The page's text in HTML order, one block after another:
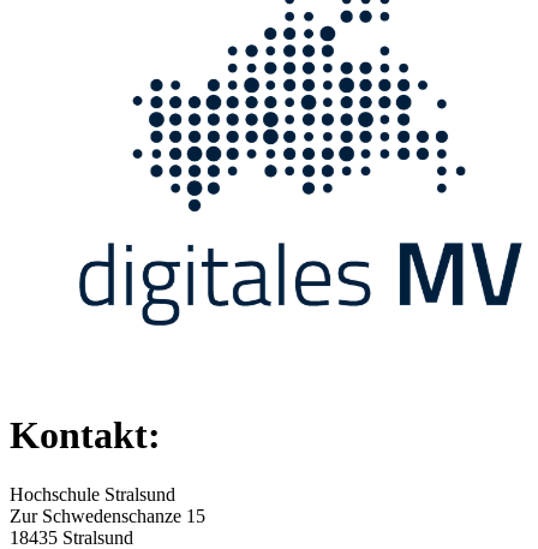
Kontakt:
Hochschule Stralsund
Zur Schwedenschanze 15
18435 Stralsund